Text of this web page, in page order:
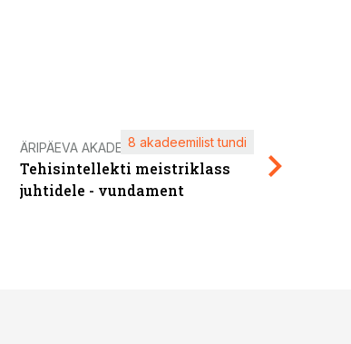
ÄRIPÄEVA AKADEEMIA
Tehisintellekti meistriklass
juhtidele - vundament
8 akadeemilist tundi